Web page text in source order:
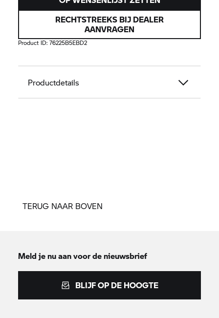
RECHTSTREEKS BIJ DEALER
AANVRAGEN
Product ID:76225B5EBD2
Productdetails
TERUG NAAR BOVEN
Meld je nu aan voor de nieuwsbrief
BLIJF OP DE HOOGTE